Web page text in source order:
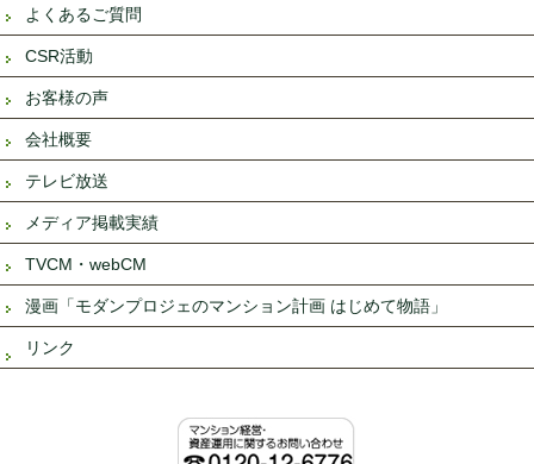
よくあるご質問
CSR活動
お客様の声
会社概要
テレビ放送
メディア掲載実績
TVCM・webCM
漫画「モダンプロジェのマンション計画 はじめて物語」
リンク